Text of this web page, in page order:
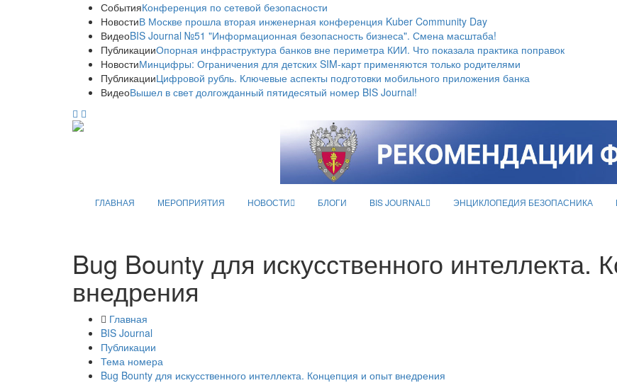
СобытияКонференция по сетевой безопасности
НовостиВ Москве прошла вторая инженерная конференция Kuber Community Day
ВидеоBIS Journal №51 "Информационная безопасность бизнеса". Смена масштаба!
ПубликацииОпорная инфраструктура банков вне периметра КИИ. Что показала практика поправок
НовостиМинцифры: Ограничения для детских SIM-карт применяются только родителями
ПубликацииЦифровой рубль. Ключевые аспекты подготовки мобильного приложения банка
ВидеоВышел в свет долгожданный пятидесятый номер BIS Journal!
ГЛАВНАЯ МЕРОПРИЯТИЯ НОВОСТИ БЛОГИ BIS JOURNAL ЭНЦИКЛОПЕДИЯ БЕЗОПАСНИКА
Bug Bounty для искусственного интеллекта.
внедрения
Главная
BIS Journal
Публикации
Тема номера
Bug Bounty для искусственного интеллекта. Концепция и опыт внедрения